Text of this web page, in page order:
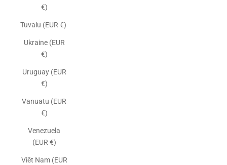
€)
Tuvalu (EUR €)
Ukraine (EUR
€)
Uruguay (EUR
€)
Vanuatu (EUR
€)
Venezuela
(EUR €)
Viêt Nam (EUR